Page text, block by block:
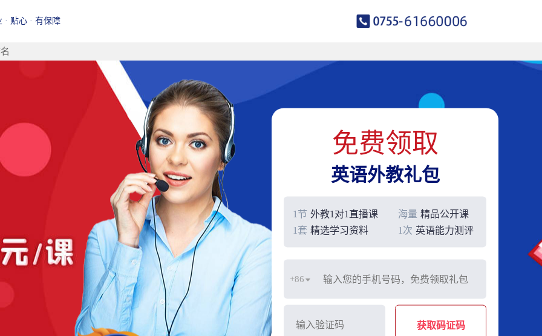
· 贴心 · 有保障
免费领取
英语外教礼包
1节 外教1对1直播课 海量 精品公开课
1套 精选学习资料 1次 英语能力测评
+86
获取码证码